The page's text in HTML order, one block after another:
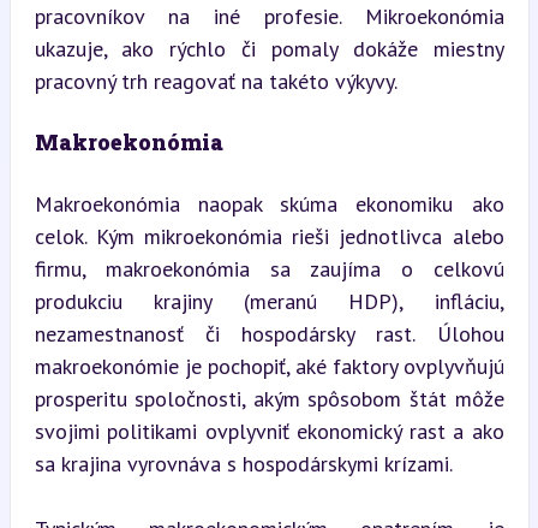
pracovníkov na iné profesie. Mikroekonómia
ukazuje, ako rýchlo či pomaly dokáže miestny
pracovný trh reagovať na takéto výkyvy.
Makroekonómia
Makroekonómia naopak skúma ekonomiku ako
celok. Kým mikroekonómia rieši jednotlivca alebo
firmu, makroekonómia sa zaujíma o celkovú
produkciu krajiny (meranú HDP), infláciu,
nezamestnanosť či hospodársky rast. Úlohou
makroekonómie je pochopiť, aké faktory ovplyvňujú
prosperitu spoločnosti, akým spôsobom štát môže
svojimi politikami ovplyvniť ekonomický rast a ako
sa krajina vyrovnáva s hospodárskymi krízami.